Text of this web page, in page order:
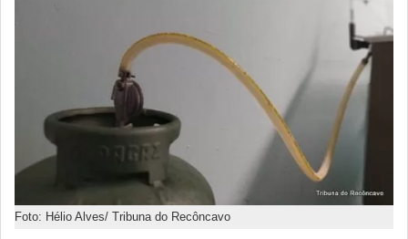
Foto: Hélio Alves/ Tribuna do Recôncavo